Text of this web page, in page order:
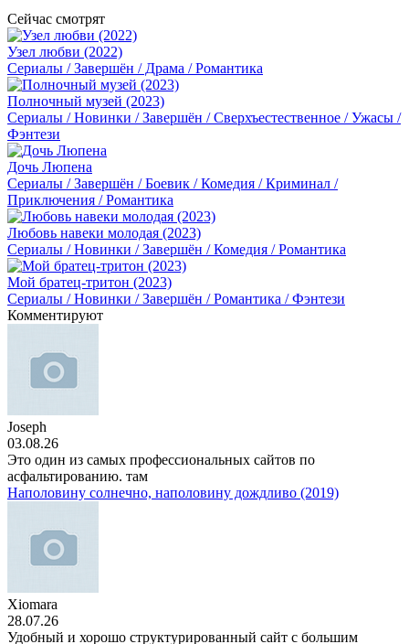
Сейчас смотрят
Узел любви (2022)
Сериалы / Завершён / Драма / Романтика
Полночный музей (2023)
Сериалы / Новинки / Завершён / Сверхъестественное / Ужасы /
Фэнтези
Дочь Люпена
Сериалы / Завершён / Боевик / Комедия / Криминал /
Приключения / Романтика
Любовь навеки молодая (2023)
Сериалы / Новинки / Завершён / Комедия / Романтика
Мой братец-тритон (2023)
Сериалы / Новинки / Завершён / Романтика / Фэнтези
Комментируют
Joseph
03.08.26
Это один из самых профессиональных сайтов по
асфальтированию. там
Наполовину солнечно, наполовину дождливо (2019)
Xiomara
28.07.26
Удобный и хорошо структурированный сайт с большим